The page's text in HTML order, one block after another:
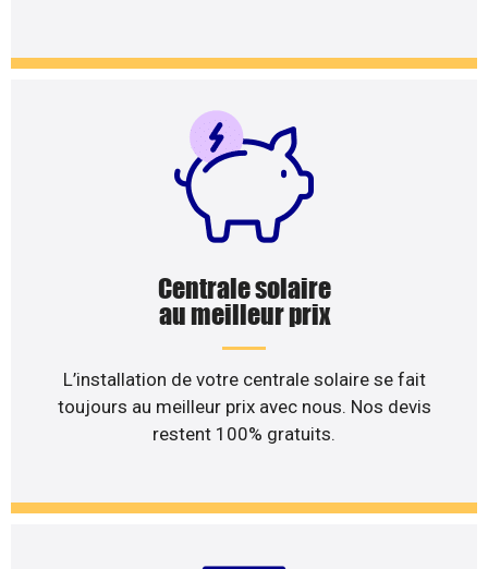
Centrale solaire
au meilleur prix
L’installation de votre centrale solaire se fait
toujours au meilleur prix avec nous. Nos devis
restent 100% gratuits.